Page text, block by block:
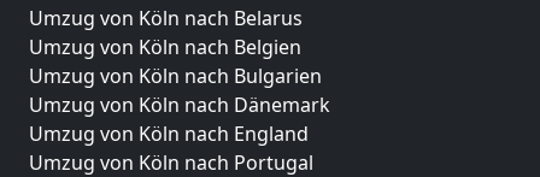
Umzug von Köln nach Belarus
Umzug von Köln nach Belgien
Umzug von Köln nach Bulgarien
Umzug von Köln nach Dänemark
Umzug von Köln nach England
Umzug von Köln nach Portugal